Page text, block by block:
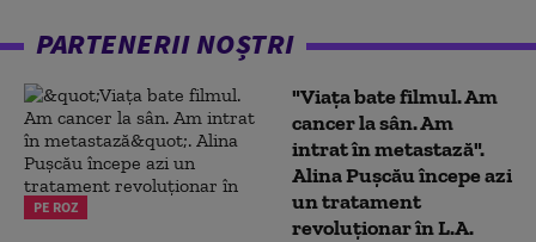
PARTENERII NOȘTRI
PE ROZ
"Viața bate filmul. Am
cancer la sân. Am
intrat în metastază".
Alina Pușcău începe azi
un tratament
revoluționar în L.A.